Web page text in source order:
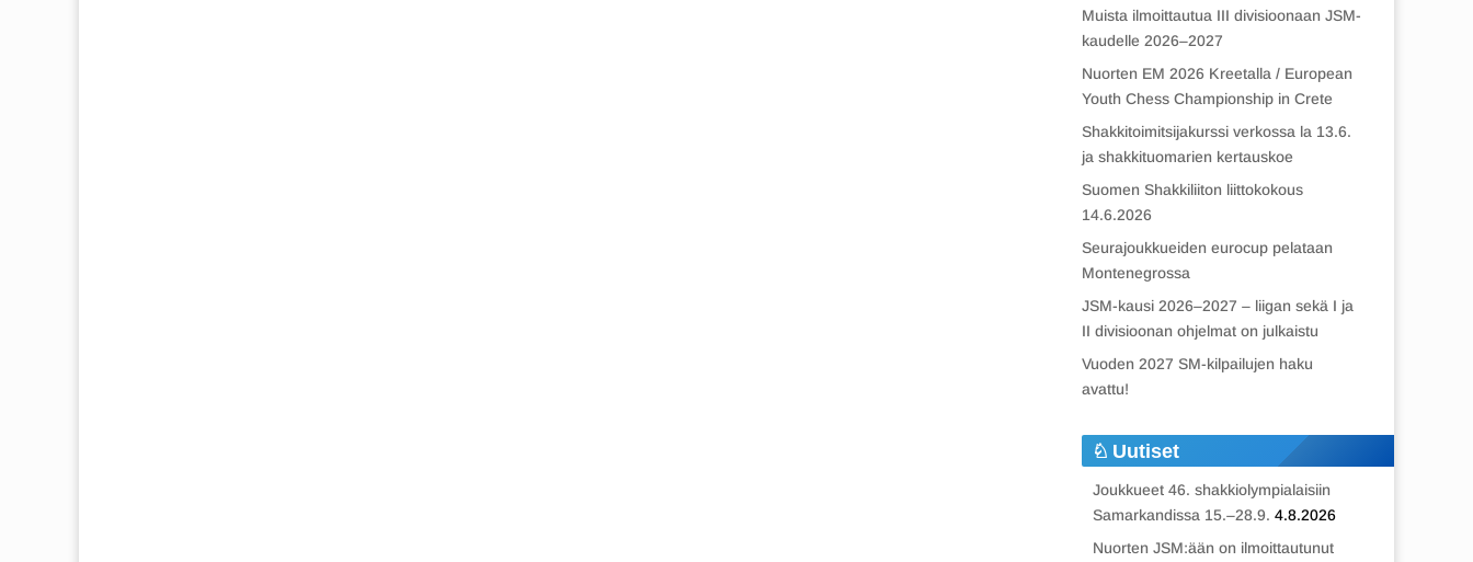
Muista ilmoittautua III divisioonaan JSM-
kaudelle 2026–2027
Nuorten EM 2026 Kreetalla / European
Youth Chess Championship in Crete
Shakkitoimitsijakurssi verkossa la 13.6.
ja shakkituomarien kertauskoe
Suomen Shakkiliiton liittokokous
14.6.2026
Seurajoukkueiden eurocup pelataan
Montenegrossa
JSM-kausi 2026–2027 – liigan sekä I ja
II divisioonan ohjelmat on julkaistu
Vuoden 2027 SM-kilpailujen haku
avattu!
Uutiset
Joukkueet 46. shakkiolympialaisiin
Samarkandissa 15.–28.9. 4.8.2026
Nuorten JSM:ään on ilmoittautunut